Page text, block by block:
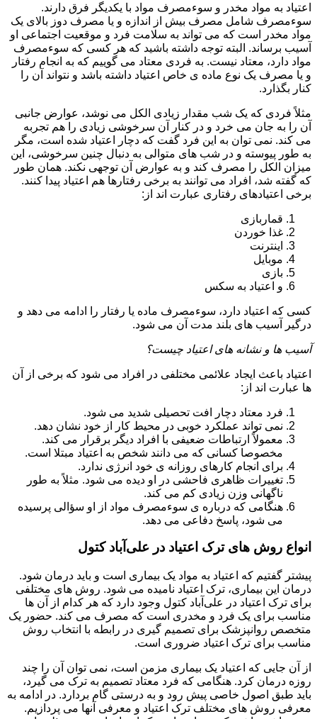
اعتیاد به مواد مخدر و سوءمصرف مواد با یکدیگر فرق دارند.
سوءمصرف شامل مصرف بیش از اندازه و یا مصرف دوز بالای یک
مواد مخدر است که می تواند به سلامت فرد و موقعیت اجتماعی او
آسیب برساند. البته توجه داشته باشید که هر کسی که سوءمصرف
مواد دارد، معتاد نیست. به فردی معتاد می گوییم که به انجام رفتار
و یا مصرف یک نوع ماده ی خاص اعتیاد داشته باشد و نتواند آن را
کنار بگذارد.
مثلاً فردی که یک شب مقدار زیادی الکل می نوشد، عوارض جانبی
آن را به جان می خرد و در کنار آن سرخوشی زیادی را هم تجربه
می کند. نمی توان به این فرد گفت که دچار اعتیاد شده است، مگر
به طور پیوسته و در شب های متوالی به دنبال چنین سرخوشی، این
میزان الکل را مصرف کند و به عوارض آن توجهی نکند. همان طور
که گفته شد، افراد می توانند به برخی رفتارها هم اعتیاد پیدا کنند.
برخی اعتیادهای رفتاری عبارت اند از:
قماربازی
غذا خوردن
اینترنت
موبایل
بازی
و اعتیاد به سکس
کسی که اعتیاد دارد، سوءمصرف ماده یا رفتار را ادامه می دهد و
درگیر آسیب های بلند مدت آن می شود.
آسیب ها و نشانه های اعتیاد چیست؟
اعتیاد باعث ایجاد علائمی مختلفی در افراد می شود که برخی از آن
ها عبارت اند از:
فرد معتاد دچار افت تحصیلی شدید می شود.
نمی تواند عملکرد خوبی در محیط کار از خود نشان دهد.
معمولاً ارتباطات ضعیفی با افراد دیگر برقرار می کند.
مخصوصا کسانی که می دانند شخص به اعتیاد مبتلا است.
برای انجام کارهای روزانه ی خود انرژی ندارد.
تغییرات ظاهری فاحشی در او دیده می شود. مثلاً به طور
ناگهانی وزن زیادی کم می کند.
هنگامی که درباره ی سوءمصرف مواد از او سؤالی پرسیده
می شود، پاسخ دفاعی می دهد.
انواع روش های ترک اعتیاد در علی‌آباد کتول
پیشتر گفتیم که اعتیاد به مواد یک بیماری است و باید درمان شود.
درمان این بیماری، ترک اعتیاد نامیده می شود. روش های مختلفی
برای ترک اعتیاد در علی‌آباد کتول وجود دارد که هر کدام از آن ها
مناسب برای یک فرد و مخدری است که مصرف می کند. حضور یک
متخصص روانپزشک برای تصمیم گیری در رابطه با انتخاب روش
مناسب برای ترک اعتیاد ضروری است.
از آن جایی که اعتیاد یک بیماری مزمن است، نمی توان آن را چند
روزه درمان کرد. هنگامی که فرد معتاد تصمیم به ترک می گیرد،
باید طبق اصول خاصی پیش رود و به درستی گام بردارد. در ادامه به
معرفی روش های مختلف ترک اعتیاد و معرفی آنها می پردازیم.